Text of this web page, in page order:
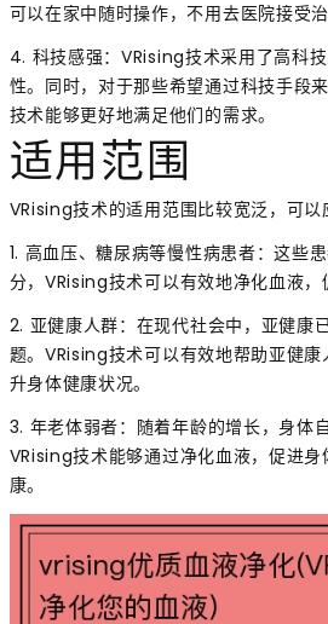
可以在家中随时操作，不用去医院接受治
4. 科技感强：VRising技术采用了高科
性。同时，对于那些希望通过科技手段
技术能够更好地满足他们的需求。
适用范围
VRising技术的适用范围比较宽泛，可以
1. 高血压、糖尿病等慢性病患者：这些
分，VRising技术可以有效地净化血液，
2. 亚健康人群：在现代社会中，亚健康
题。VRising技术可以有效地帮助亚健
升身体健康状况。
3. 年老体弱者：随着年龄的增长，身体
VRising技术能够通过净化血液，促进
康。